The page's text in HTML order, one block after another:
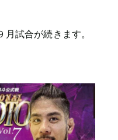
試合が続きます。